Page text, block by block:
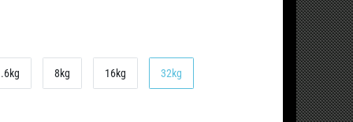
8kg 16kg 32kg